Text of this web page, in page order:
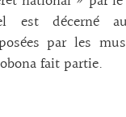
est décerné
par les
fait partie.